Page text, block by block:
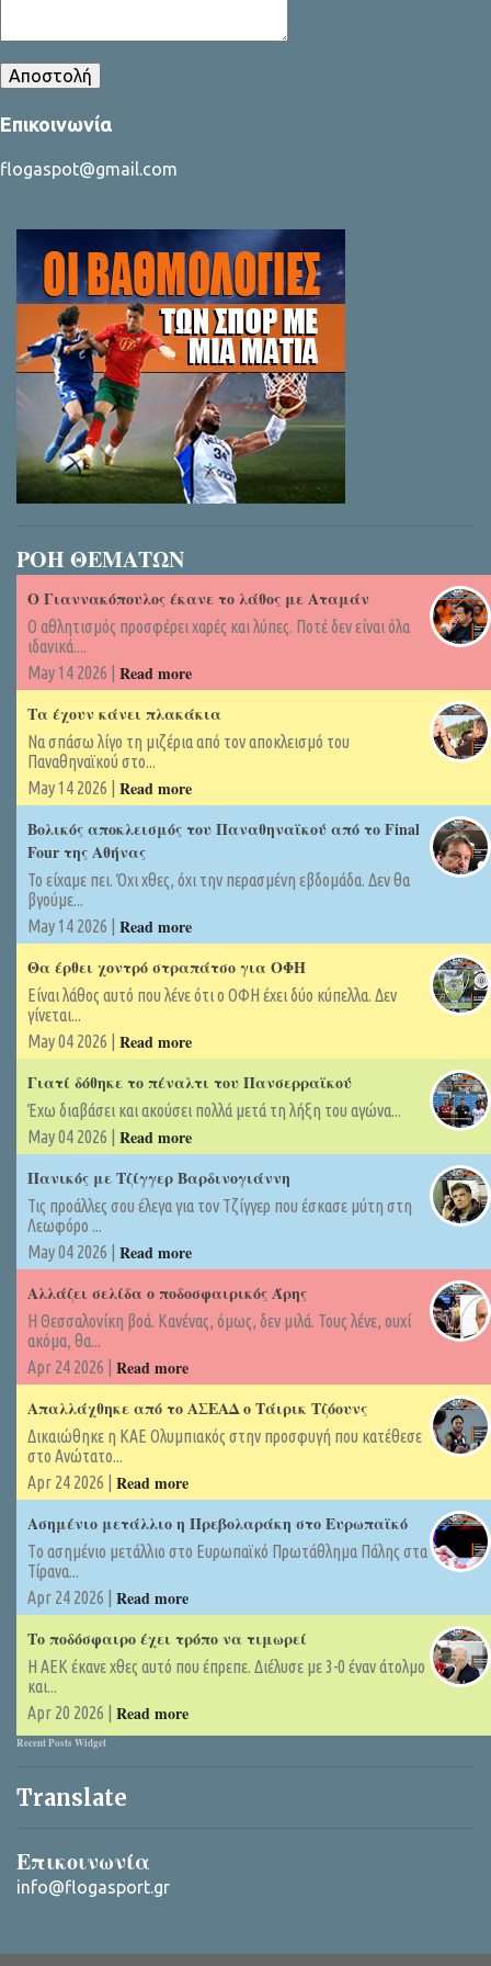
Επικοινωνία
flogaspot@gmail.com
ΡΟΗ ΘΕΜΑΤΩΝ
Ο Γιαννακόπουλος έκανε το λάθος με Αταμάν
Ο αθλητισμός προσφέρει χαρές και λύπες. Ποτέ δεν είναι όλα
ιδανικά....
May 14 2026 | Read more
Τα έχουν κάνει πλακάκια
Να σπάσω λίγο τη μιζέρια από τον αποκλεισμό του
Παναθηναϊκού στο...
May 14 2026 | Read more
Βολικός αποκλεισμός του Παναθηναϊκού από το Final
Four της Αθήνας
Το είχαμε πει. Όχι χθες, όχι την περασμένη εβδομάδα. Δεν θα
βγούμε...
May 14 2026 | Read more
Θα έρθει χοντρό στραπάτσο για ΟΦΗ
Είναι λάθος αυτό που λένε ότι ο ΟΦΗ έχει δύο κύπελλα. Δεν
γίνεται...
May 04 2026 | Read more
Γιατί δόθηκε το πέναλτι του Πανσερραϊκού
Έχω διαβάσει και ακούσει πολλά μετά τη λήξη του αγώνα...
May 04 2026 | Read more
Πανικός με Τζίγγερ Βαρδινογιάννη
Τις προάλλες σου έλεγα για τον Τζίγγερ που έσκασε μύτη στη
Λεωφόρο ...
May 04 2026 | Read more
Αλλάζει σελίδα ο ποδοσφαιρικός Άρης
Η Θεσσαλονίκη βοά. Κανένας, όμως, δεν μιλά. Τους λένε, ουχί
ακόμα, θα...
Apr 24 2026 | Read more
Απαλλάχθηκε από το ΑΣΕΑΔ ο Τάιρικ Τζόουνς
Δικαιώθηκε η ΚΑΕ Ολυμπιακός στην προσφυγή που κατέθεσε
στο Ανώτατο...
Apr 24 2026 | Read more
Ασημένιο μετάλλιο η Πρεβολαράκη στο Ευρωπαϊκό
Tο ασημένιο μετάλλιο στο Ευρωπαϊκό Πρωτάθλημα Πάλης στα
Τίρανα...
Apr 24 2026 | Read more
Το ποδόσφαιρο έχει τρόπο να τιμωρεί
Η ΑΕΚ έκανε χθες αυτό που έπρεπε. Διέλυσε με 3-0 έναν άτολμο
και...
Apr 20 2026 | Read more
Recent Posts Widget
Translate
Επικοινωνία
info@flogasport.gr